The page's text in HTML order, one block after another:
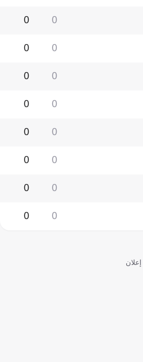
0
0
0
0
0
0
0
0
0
0
0
0
0
0
0
0
إعلان